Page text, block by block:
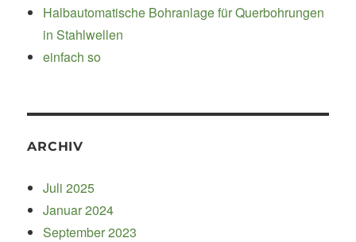
Halbautomatische Bohranlage für Querbohrungen
in Stahlwellen
einfach so
ARCHIV
Juli 2025
Januar 2024
September 2023